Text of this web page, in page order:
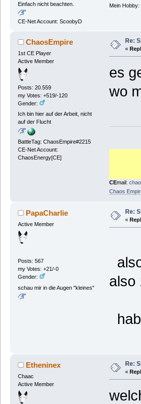
Einfach nicht beachten.
CE-Net Account: ScoobyD
Mein Hobby:
ChaosEmpire
1st CE Player
Active Member
Posts: 20.559
my Votes: +519/-120
Gender:
Ich bin hier auf der Arbeit, nicht
auf der Flucht
BattleTag: ChaosEmpire#2215
CE-Net Account:
ChaosEnergy[CE]
Re:
«
es
wo
CEmail:
Chaos
PapaCharlie
Active Member
Posts: 567
my Votes: +21/-0
Gender:
schau mir in die Augen "kleines"
Re:
«
also
Etheninex
Chaac
Active Member
Re:
«